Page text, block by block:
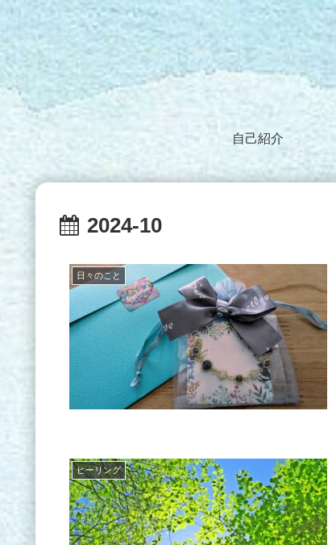
自己紹介
2024-10
日々のこと
ヒーリング